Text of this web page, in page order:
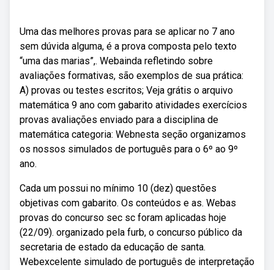
Uma das melhores provas para se aplicar no 7 ano
sem dúvida alguma, é a prova composta pelo texto
“uma das marias”,. Webainda refletindo sobre
avaliações formativas, são exemplos de sua prática:
A) provas ou testes escritos; Veja grátis o arquivo
matemática 9 ano com gabarito atividades exercícios
provas avaliações enviado para a disciplina de
matemática categoria: Webnesta seção organizamos
os nossos simulados de português para o 6º ao 9º
ano.
Cada um possui no mínimo 10 (dez) questões
objetivas com gabarito. Os conteúdos e as. Webas
provas do concurso sec sc foram aplicadas hoje
(22/09). organizado pela furb, o concurso público da
secretaria de estado da educação de santa.
Webexcelente simulado de português de interpretação